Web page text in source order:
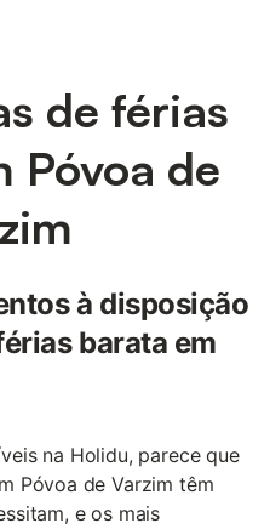
de férias
Póvoa de
à disposição
barata em
na Holidu, parece que
Póvoa de Varzim têm
e os mais